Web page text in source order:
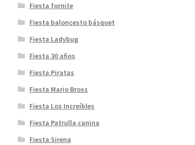
Fiesta fornite
Fiesta baloncesto básquet
Fiesta Ladybug
Fiesta 30 años
Fiesta Piratas
Fiesta Mario Bross
Fiesta Los Increíbles
Fiesta Patrulla canina
Fiesta Sirena